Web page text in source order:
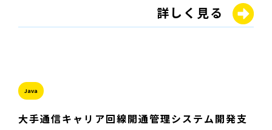
詳しく見る
Java
大手通信キャリア回線開通管理システム開発支